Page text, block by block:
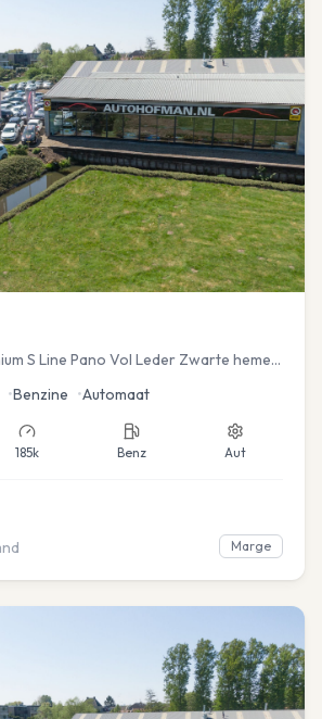
S Line Pano Vol Leder Zwarte hemel
•Benzine •Automaat
185k Benz Aut
Marge